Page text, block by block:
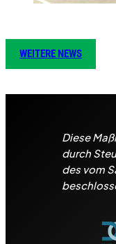
WEITERE NEWS
Diese
durch
des vom